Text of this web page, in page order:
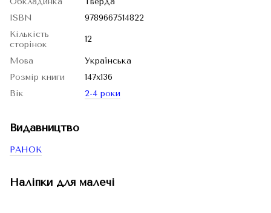
ISBN
9789667514822
Кількість
сторінок
12
Мова
Українська
Розмір книги
147х136
Вік
2-4 роки
Видавництво
РАНОК
Наліпки для малечі